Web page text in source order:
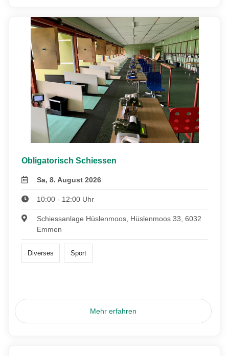
Obligatorisch Schiessen
Sa, 8. August 2026
10:00 - 12:00 Uhr
Schiessanlage Hüslenmoos, Hüslenmoos 33, 6032
Emmen
Diverses Sport
Mehr erfahren